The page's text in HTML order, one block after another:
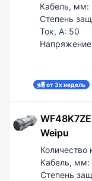
Кабель, мм:
Степень
Ток, А: 50
от 3х недель
Weipu
Количество
Кабель, мм:
Степень